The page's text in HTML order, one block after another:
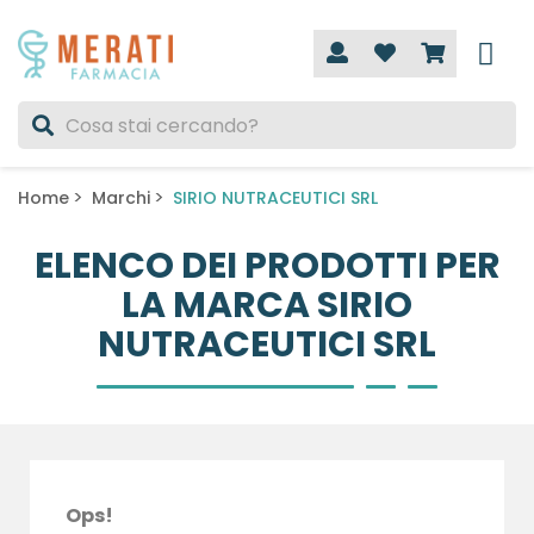
Home Marchi SIRIO NUTRACEUTICI SRL
ELENCO DEI PRODOTTI PER
LA MARCA SIRIO
NUTRACEUTICI SRL
Ops!